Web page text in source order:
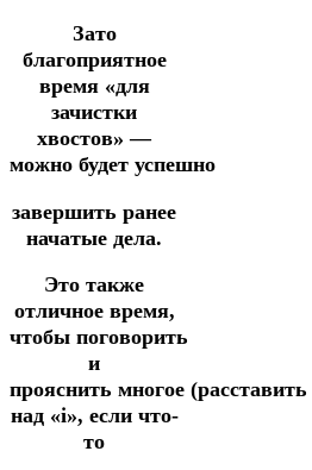
Зато
благоприятное
время «для
зачистки
хвостов» —
можно будет успешно
завершить ранее
начатые дела.
Это также
отличное время,
чтобы поговорить
и
прояснить многое (расставить
над «i», если что-
то